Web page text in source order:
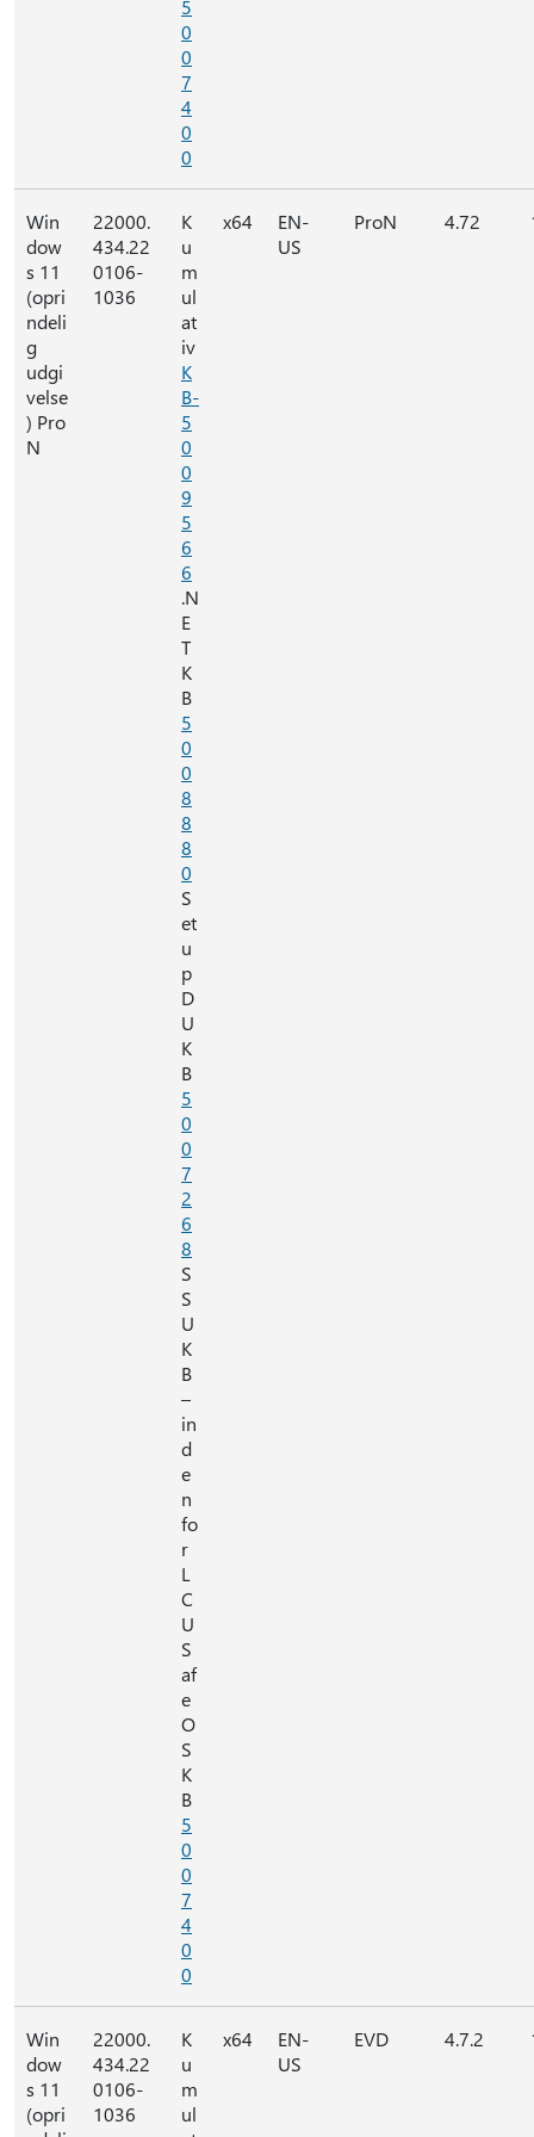
5
0
0
7
4
0
0
Win
dow
s 11
(opri
ndeli
g
udgi
velse
) Pro
N
22000.
434.22
0106-
1036
K
u
m
ul
at
iv
K
B-
5
0
0
9
5
6
6
.N
E
T
K
B
5
0
0
8
8
8
0
S
et
u
p
D
U
K
B
5
0
0
7
2
6
8
S
S
U
K
B
–
in
d
e
n
fo
r
L
C
U
S
af
e
O
S
K
B
5
0
0
7
4
0
0
x64
EN-
US
ProN 4.72
Win
dow
s 11
(opri
22000.
434.22
0106-
1036
K
u
m
ul
x64
EN-
US
EVD 4.7.2